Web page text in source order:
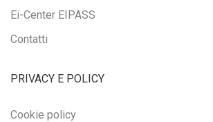
Ei-Center EIPASS
Contatti
PRIVACY E POLICY
Cookie policy